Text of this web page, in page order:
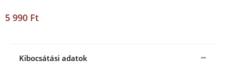
5 990 Ft
Kibocsátási adatok